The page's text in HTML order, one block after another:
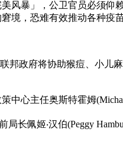
风暴」，公卫官员必须仰
境，恐难有效推动各种疫苗
邦政府将协助猴痘、小儿
中心主任奥斯特霍姆
局长佩姬‧汉伯(Peggy